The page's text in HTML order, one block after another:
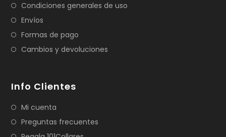
Condiciones generales de uso
Envíos
Formas de pago
Cambios y devoluciones
Info Clientes
Mi cuenta
Preguntas frecuentes